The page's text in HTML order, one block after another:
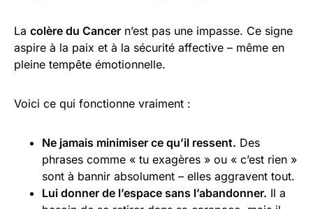
La colère du Cancer n’est pas une impasse. Ce signe
aspire à la paix et à la sécurité affective – même en
pleine tempête émotionnelle.
Voici ce qui fonctionne vraiment :
Ne jamais minimiser ce qu’il ressent. Des
phrases comme « tu exagères » ou « c’est rien »
sont à bannir absolument – elles aggravent tout.
Lui donner de l’espace sans l’abandonner. Il a